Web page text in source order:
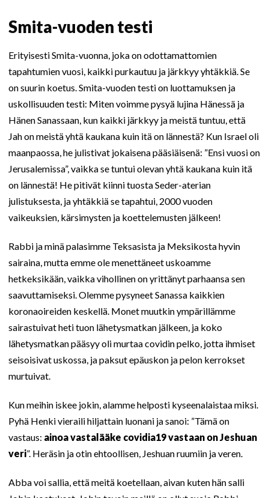
Smita-vuoden testi
Erityisesti Smita-vuonna, joka on odottamattomien
tapahtumien vuosi, kaikki purkautuu ja järkkyy yhtäkkiä. Se
on suurin koetus. Smita-vuoden testi on luottamuksen ja
uskollisuuden testi: Miten voimme pysyä lujina Hänessä ja
Hänen Sanassaan, kun kaikki järkkyy ja meistä tuntuu, että
Jah on meistä yhtä kaukana kuin itä on lännestä? Kun Israel oli
maanpaossa, he julistivat jokaisena pääsiäisenä: ”Ensi vuosi on
Jerusalemissa”, vaikka se tuntui olevan yhtä kaukana kuin itä
on lännestä! He pitivät kiinni tuosta Seder-aterian
julistuksesta, ja yhtäkkiä se tapahtui, 2000 vuoden
vaikeuksien, kärsimysten ja koettelemusten jälkeen!
Rabbi ja minä palasimme Teksasista ja Meksikosta hyvin
sairaina, mutta emme ole menettäneet uskoamme
hetkeksikään, vaikka vihollinen on yrittänyt parhaansa sen
saavuttamiseksi. Olemme pysyneet Sanassa kaikkien
koronaoireiden keskellä. Monet muutkin ympärillämme
sairastuivat heti tuon lähetysmatkan jälkeen, ja koko
lähetysmatkan pääsyy oli murtaa covidin pelko, jotta ihmiset
seisoisivat uskossa, ja paksut epäuskon ja pelon kerrokset
murtuivat.
Kun meihin iskee jokin, alamme helposti kyseenalaistaa miksi.
Pyhä Henki vieraili hiljattain luonani ja sanoi: ”Tämä on
vastaus: ainoa vastalääke covidia19 vastaan on Jeshuan
veri”. Heräsin ja otin ehtoollisen, Jeshuan ruumiin ja veren.
Abba voi sallia, että meitä koetellaan, aivan kuten hän salli